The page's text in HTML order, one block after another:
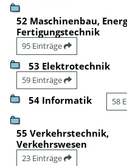
52 Maschinenbau,
Fertigungstechnik
95 Einträge
53 Elektrotechnik
59 Einträge
54 Informatik 58
55 Verkehrstechnik,
Verkehrswesen
23 Einträge